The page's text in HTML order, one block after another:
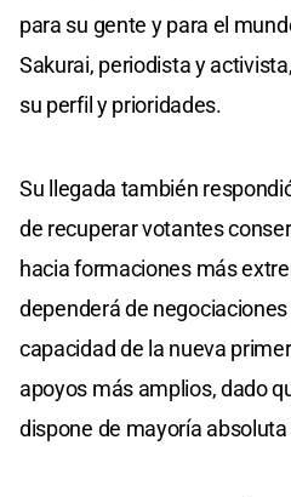
para su gente y para el
Sakurai, periodista y
su perfil y prioridades.
Su llegada también
de recuperar votantes
hacia formaciones más
dependerá de
capacidad de la nueva
apoyos más amplios, dado
dispone de mayoría